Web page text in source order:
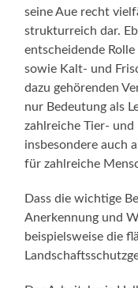
seine Aue recht
strukturreich dar.
entscheidende
sowie Kalt- und
dazu gehörenden
nur Bedeutung als
zahlreiche Tier- und
insbesondere auch
für zahlreiche
Dass die wichtige
Anerkennung und
beispielsweise die